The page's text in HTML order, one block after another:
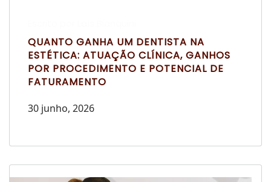
QUANTO GANHA UM DENTISTA NA
ESTÉTICA: ATUAÇÃO CLÍNICA, GANHOS
POR PROCEDIMENTO E POTENCIAL DE
FATURAMENTO
30 junho, 2026